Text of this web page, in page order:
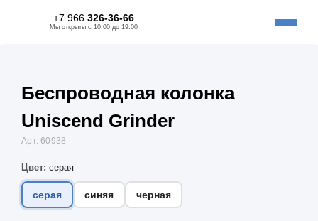
+7 966 326-36-66
Мы открыты с 10:00 до 19:00
Беспроводная колонка
Uniscend Grinder
Арт. 60938
Цвет: серая
серая синяя черная